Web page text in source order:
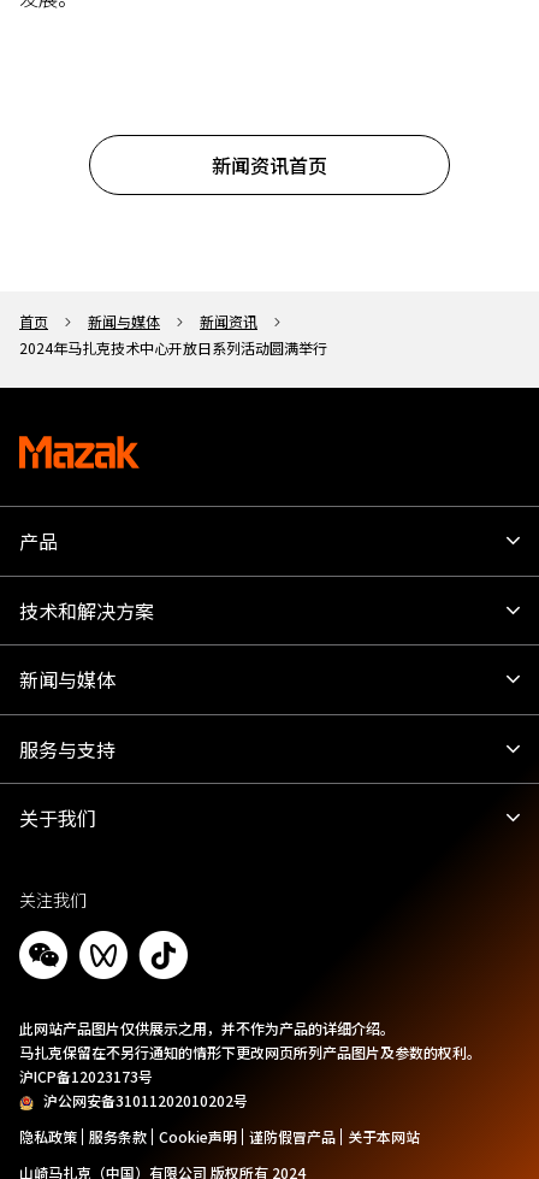
新闻资讯首页
首页 新闻与媒体
新闻资讯
2024年马扎克技术中心开放日系列活动圆满举行
产品
技术和解决方案
新闻与媒体
服务与支持
关于我们
关注我们
此网站产品图片仅供展示之用，并不作为产品的详细介绍。
马扎克保留在不另行通知的情形下更改网页所列产品图片及参数的权利。
沪ICP备12023173号
沪公网安备31011202010202号
隐私政策 服务条款 Cookie声明 谨防假冒产品
关于本网站
山崎马扎克（中国）有限公司 版权所有 2024